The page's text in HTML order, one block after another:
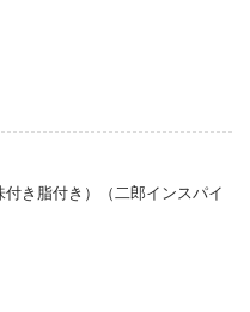
き脂付き）（二郎インスパイ